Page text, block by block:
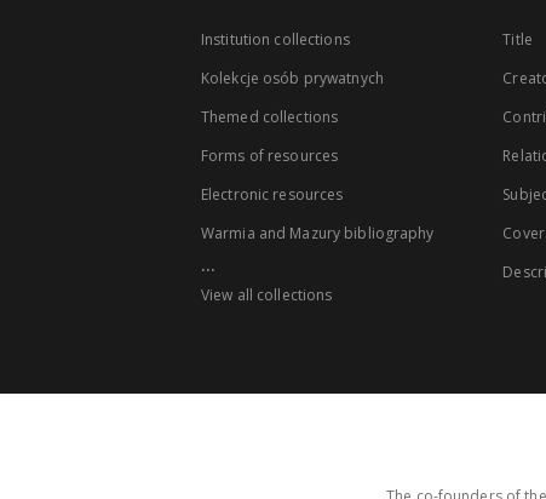
Institution collections
Kolekcje osób prywatnych
Themed collections
Forms of resources
Electronic resources
Warmia and Mazury bibliography
...
View all collections
Title